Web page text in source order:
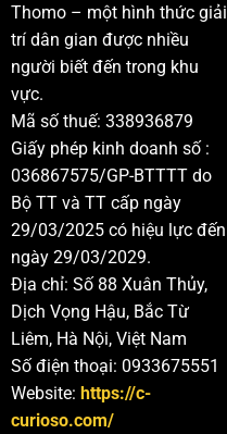
Thomo – một hình thức giải
trí dân gian được nhiều
người biết đến trong khu
vực.
Mã số thuế: 338936879
Giấy phép kinh doanh số :
036867575/GP-BTTTT do
Bộ TT và TT cấp ngày
29/03/2025 có hiệu lực đến
ngày 29/03/2029.
Địa chỉ: Số 88 Xuân Thủy,
Dịch Vọng Hậu, Bắc Từ
Liêm, Hà Nội, Việt Nam
Số điện thoại: 0933675551
Website: https://c-
curioso.com/